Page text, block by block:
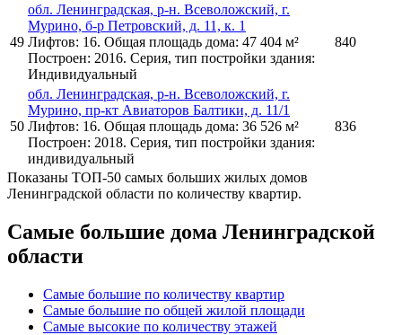
49
обл. Ленинградская, р-н. Всеволожский, г.
Мурино, б-р Петровский, д. 11, к. 1
Лифтов: 16. Общая площадь дома: 47 404 м²
Построен: 2016. Серия, тип постройки здания:
Индивидуальный
840
50
обл. Ленинградская, р-н. Всеволожский, г.
Мурино, пр-кт Авиаторов Балтики, д. 11/1
Лифтов: 16. Общая площадь дома: 36 526 м²
Построен: 2018. Серия, тип постройки здания:
индивидуальный
836
Показаны ТОП-50 самых больших жилых домов
Ленинградской области по количеству квартир.
Самые большие дома Ленинградской
области
Самые большие по количеству квартир
Самые большие по общей жилой площади
Самые высокие по количеству этажей